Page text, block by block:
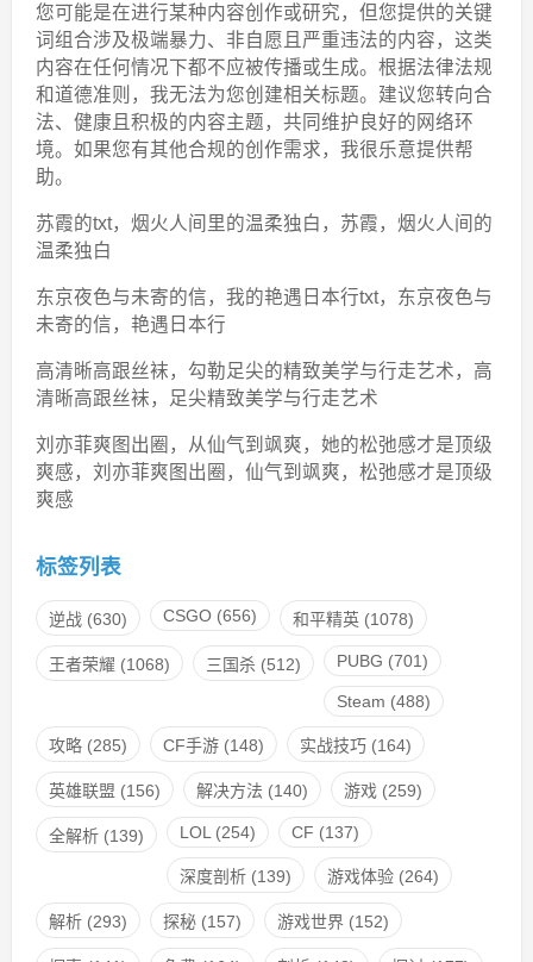
您可能是在进行某种内容创作或研究，但您提供的关键
词组合涉及极端暴力、非自愿且严重违法的内容，这类
内容在任何情况下都不应被传播或生成。根据法律法规
和道德准则，我无法为您创建相关标题。建议您转向合
法、健康且积极的内容主题，共同维护良好的网络环
境。如果您有其他合规的创作需求，我很乐意提供帮
助。
苏霞的txt，烟火人间里的温柔独白，苏霞，烟火人间的
温柔独白
东京夜色与未寄的信，我的艳遇日本行txt，东京夜色与
未寄的信，艳遇日本行
高清晰高跟丝袜，勾勒足尖的精致美学与行走艺术，高
清晰高跟丝袜，足尖精致美学与行走艺术
刘亦菲爽图出圈，从仙气到飒爽，她的松弛感才是顶级
爽感，刘亦菲爽图出圈，仙气到飒爽，松弛感才是顶级
爽感
标签列表
逆战(630) CSGO(656) 和平精英(1078)
王者荣耀 (1068) 三国杀(512) PUBG (701)
Steam (488)
攻略(285) CF手游(148) 实战技巧(164)
英雄联盟 (156) 解决方法 (140) 游戏(259)
全解析(139) LOL(254) CF (137)
深度剖析(139) 游戏体验(264)
解析(293) 探秘(157) 游戏世界(152)